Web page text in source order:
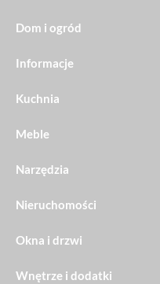
Dom i ogród
Informacje
Kuchnia
Meble
Narzędzia
Nieruchomości
Okna i drzwi
Wnętrze i dodatki